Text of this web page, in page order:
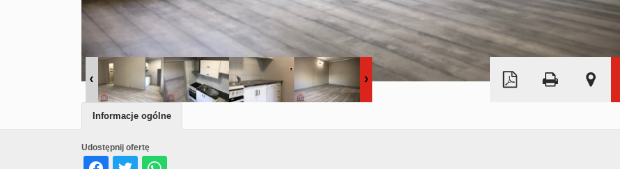
©OpenStreetMap
Udostępnij ofertę
Informacje ogólne